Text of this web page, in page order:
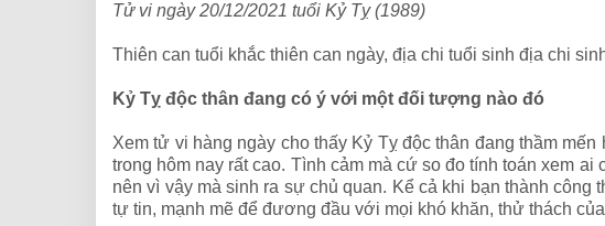
Tử vi ngày 20/12/2021 tuổi Kỷ Tỵ (1989)
Thiên can tuổi khắc thiên can ngày, địa chi tuổi sinh địa chi
Kỷ Tỵ độc thân đang có ý với một đối tượng nào đó
Xem tử vi hàng ngày cho thấy Kỷ Tỵ độc thân đang thầm
trong hôm nay rất cao. Tình cảm mà cứ so đo tính toán xem
nên vì vậy mà sinh ra sự chủ quan. Kể cả khi bạn thành
tự tin, mạnh mẽ để đương đầu với mọi khó khăn, thử thách